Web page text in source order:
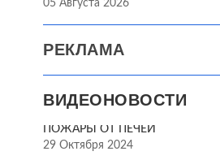
05 Августа 2026
РЕКЛАМА
ВИДЕОНОВОСТИ
ПОЖАРЫ ОТ ПЕЧЕЙ
29 Октября 2024